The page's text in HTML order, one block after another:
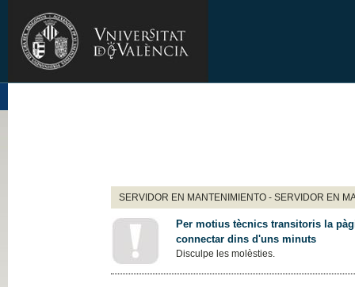
SERVIDOR EN MANTENIMIENTO - SERVIDOR EN
Per motius tècnics transitoris la
connectar dins d'uns minuts
Disculpe les molèsties.